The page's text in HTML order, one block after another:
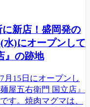
に新店！盛岡発の
水)にオープンして
』の跡地
月15日にオープンし
屋五右衛門 国立店』
す。焼肉マグマは、